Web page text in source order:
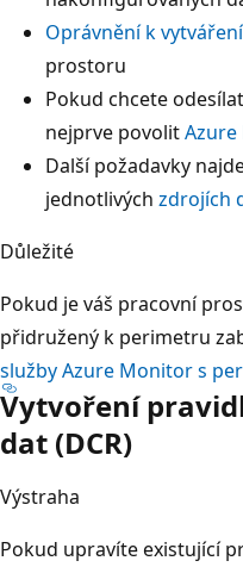
Oprávnění k
prostoru
Pokud chcete
nejprve povolit
Další požadavky
jednotlivých zdrojích
Důležité
Pokud je váš pracovní
přidružený k perimetru
služby Azure Monitor s
Vytvoření
dat (DCR)
Výstraha
Pokud upravíte existující